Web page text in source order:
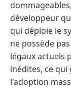
développeur
qui déploie le
ne possède
légaux actuels
inédites, ce
l'adoption